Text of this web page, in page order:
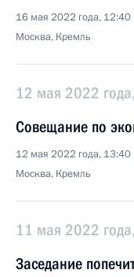
16 мая 2022 года, 12:40
Москва, Кремль
12 мая 2022
Совещание по
12 мая 2022 года, 13:40
Москва, Кремль
11 мая 2022
Заседание